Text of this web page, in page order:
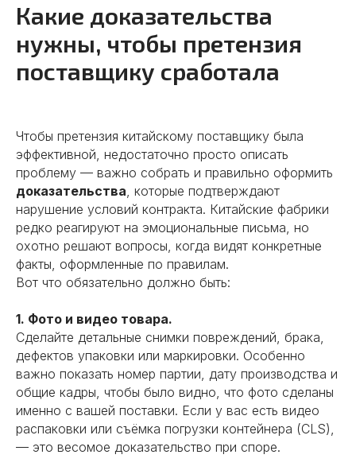
Какие доказательства
нужны, чтобы претензия
поставщику сработала
Чтобы претензия китайскому поставщику была
эффективной, недостаточно просто описать
проблему — важно собрать и правильно оформить
доказательства, которые подтверждают
нарушение условий контракта. Китайские фабрики
редко реагируют на эмоциональные письма, но
охотно решают вопросы, когда видят конкретные
факты, оформленные по правилам.
Вот что обязательно должно быть:
1. Фото и видео товара.
Сделайте детальные снимки повреждений, брака,
дефектов упаковки или маркировки. Особенно
важно показать номер партии, дату производства и
общие кадры, чтобы было видно, что фото сделаны
именно с вашей поставки. Если у вас есть видео
распаковки или съёмка погрузки контейнера (CLS),
— это весомое доказательство при споре.
01
Поиск надежных
поставщиков
Поможем найти производителей
и фабрики в Китае. Проведем
аудит и обеспечим выгодные
Предоставим полный пакет
Предлагаем полный комплекс услуг
«под ключ» или сотрудничество в
рамках конкретной задачи. Решения
зависят от того, какие задачи стоят
перед вашим бизнесом сейчас.
Наши услуги в
Китае